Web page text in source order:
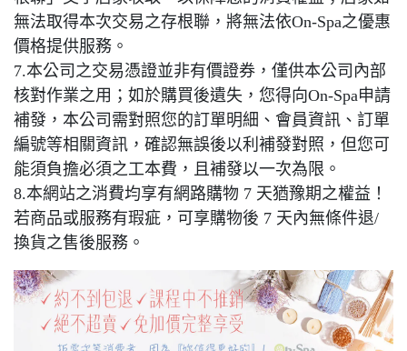
無法取得本次交易之存根聯，將無法依On-Spa之優惠
價格提供服務。
7.本公司之交易憑證並非有價證券，僅供本公司內部
核對作業之用；如於購買後遺失，您得向On-Spa申請
補發，本公司需對照您的訂單明細、會員資訊、訂單
編號等相關資訊，確認無誤後以利補發對照，但您可
能須負擔必須之工本費，且補發以一次為限。
8.本網站之消費均享有網路購物 7 天猶豫期之權益！
若商品或服務有瑕疵，可享購物後 7 天內無條件退/
換貨之售後服務。